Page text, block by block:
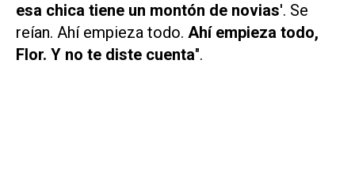
esa chica tiene un montón de novias'. Se
reían. Ahí empieza todo. Ahí empieza todo,
Flor. Y no te diste cuenta".